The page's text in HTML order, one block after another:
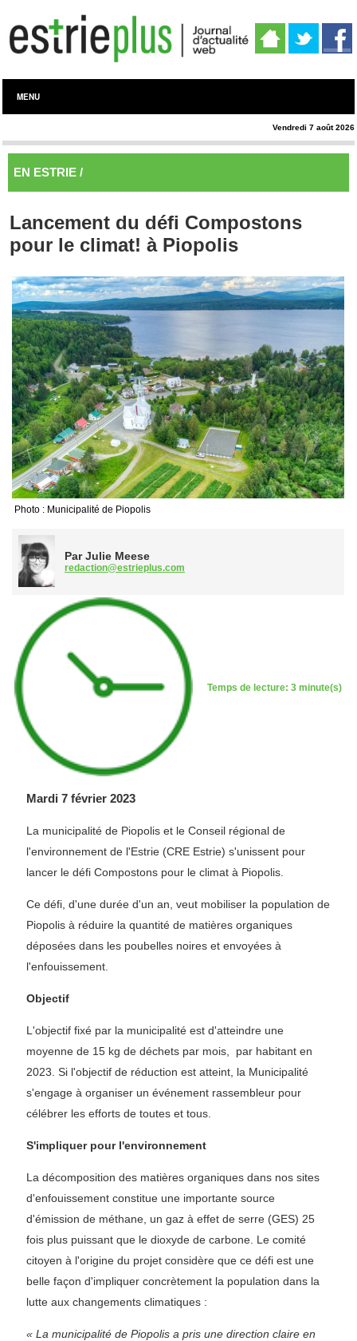
MENU
Vendredi 7 août 2026
EN ESTRIE /
Lancement du défi Compostons
pour le climat! à Piopolis
Photo : Municipalité de Piopolis
Par Julie Meese
redaction@estrieplus.com
Temps de lecture: 3 minute(s)
Mardi 7 février 2023
La municipalité de Piopolis et le Conseil régional de
l'environnement de l'Estrie (CRE Estrie) s'unissent pour
lancer le défi Compostons pour le climat à Piopolis.
Ce défi, d'une durée d'un an, veut mobiliser la population de
Piopolis à réduire la quantité de matières organiques
déposées dans les poubelles noires et envoyées à
l'enfouissement.
Objectif
L'objectif fixé par la municipalité est d'atteindre une
moyenne de 15 kg de déchets par mois, par habitant en
2023. Si l'objectif de réduction est atteint, la Municipalité
s'engage à organiser un événement rassembleur pour
célébrer les efforts de toutes et tous.
S'impliquer pour l'environnement
La décomposition des matières organiques dans nos sites
d'enfouissement constitue une importante source
d'émission de méthane, un gaz à effet de serre (GES) 25
fois plus puissant que le dioxyde de carbone. Le comité
citoyen à l'origine du projet considère que ce défi est une
belle façon d'impliquer concrètement la population dans la
lutte aux changements climatiques :
« La municipalité de Piopolis a pris une direction claire en